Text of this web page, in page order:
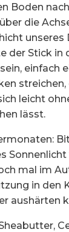
Boden
die
der Stick in
einfach
leicht
lässt.
mal im
in den
aushärten